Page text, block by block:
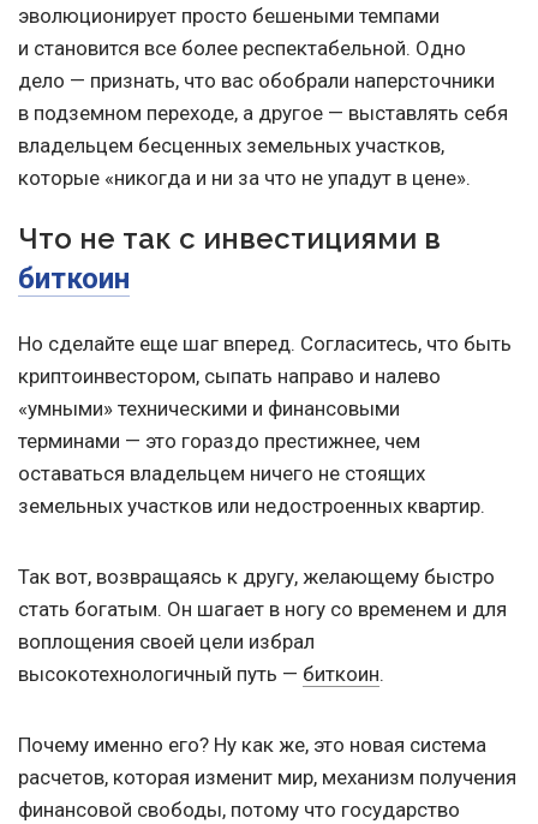
эволюционирует просто бешеными темпами
и становится все более респектабельной. Одно
дело — признать, что вас обобрали наперсточники
в подземном переходе, а другое — выставлять себя
владельцем бесценных земельных участков,
которые «никогда и ни за что не упадут в цене».
Что не так с инвестициями в
биткоин
Но сделайте еще шаг вперед. Согласитесь, что быть
криптоинвестором, сыпать направо и налево
«умными» техническими и финансовыми
терминами — это гораздо престижнее, чем
оставаться владельцем ничего не стоящих
земельных участков или недостроенных квартир.
Так вот, возвращаясь к другу, желающему быстро
стать богатым. Он шагает в ногу со временем и для
воплощения своей цели избрал
высокотехнологичный путь — биткоин.
Почему именно его? Ну как же, это новая система
расчетов, которая изменит мир, механизм получения
финансовой свободы, потому что государство